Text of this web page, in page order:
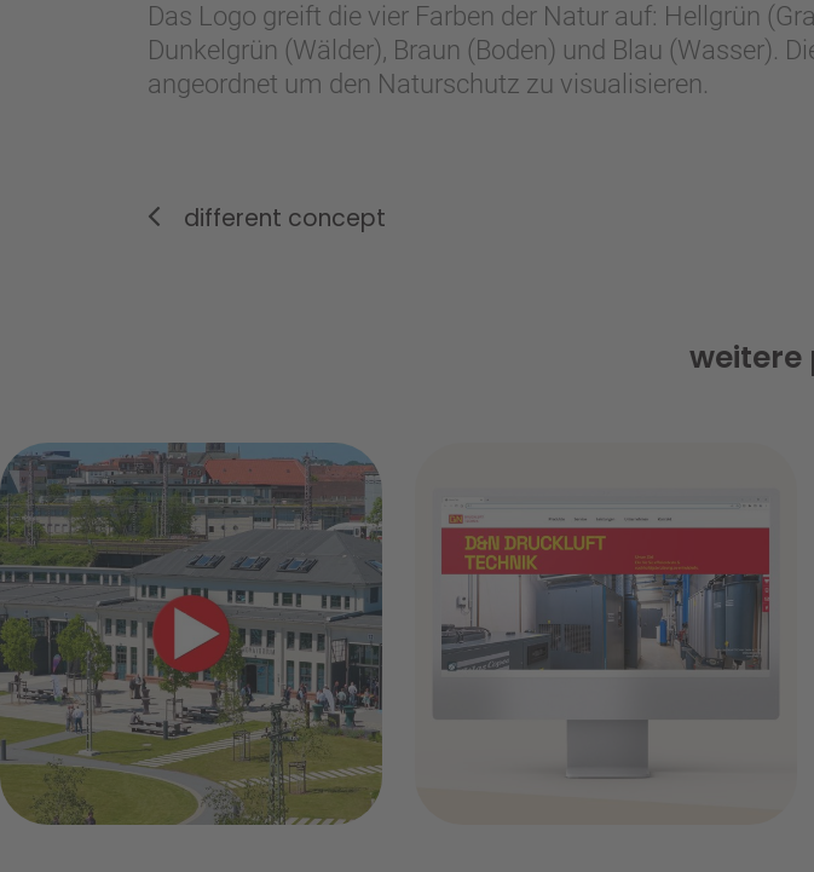
Das Logo greift die vier Farben der Natur auf: Hellgrün
Dunkelgrün (Wälder), Braun (Boden) und Blau (Wasser).
angeordnet um den Naturschutz zu visualisieren.
different concept
weitere
+ +